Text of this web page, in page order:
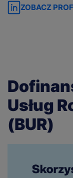
ZOBACZ
Usług
(BUR)